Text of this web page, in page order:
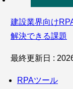
建設業界向け
解決できる課題
最終更新日 :
RPAツール